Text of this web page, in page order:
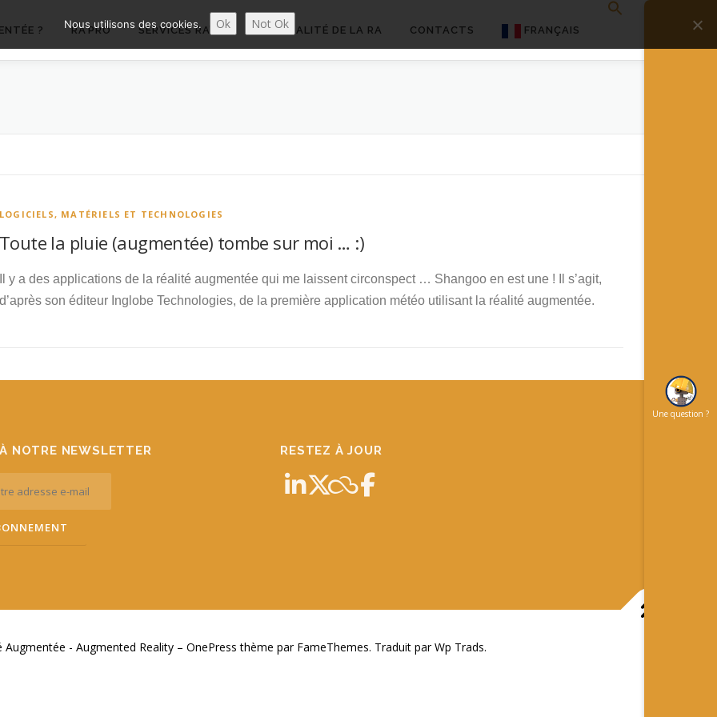
? RA’PRO SERVICES RA’PRO ACTUALITÉ DE LA RA CONTACTS FRANÇAIS
LOGICIELS, MATÉRIELS ET TECHNOLOGIES
Toute la pluie (augmentée) tombe sur moi … :)
Il y a des applications de la réalité augmentée qui me laissent circonspect … Shangoo en est une ! Il s’agit,
d’après son éditeur Inglobe Technologies, de la première application météo utilisant la réalité augmentée.
NOTRE NEWSLETTER RESTEZ À JOUR
- Augmented Reality – OnePress thème par FameThemes. Traduit par Wp Trads.
Une question ?
Nous utilisons des cookies. Ok Not Ok